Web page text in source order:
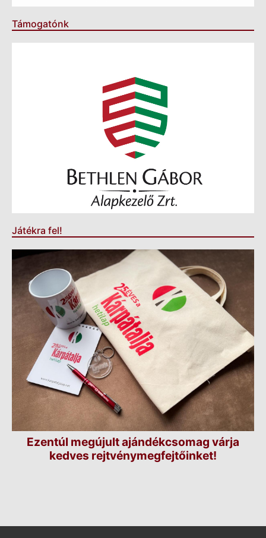
Támogatónk
Játékra fel!
Ezentúl megújult ajándékcsomag várja
kedves rejtvénymegfejtőinket!